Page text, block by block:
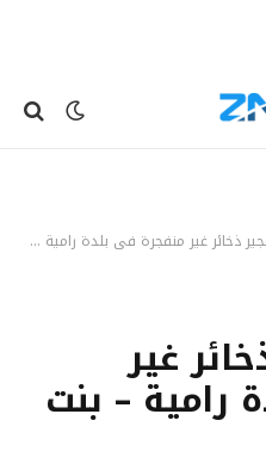
ذخائر غير منفجرة في بلدة رامية – بنت جبيل!
غير
رامية – بنت